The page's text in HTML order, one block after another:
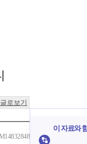
로보기
이 자료와